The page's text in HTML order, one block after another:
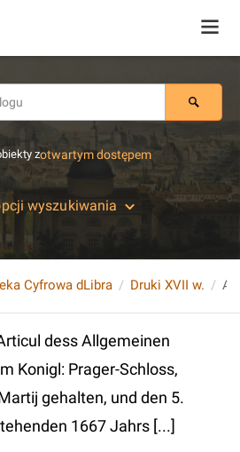
zotwartym dostępem
wyszukiwania
Cyfrowa dLibra Druki XVII w.
dess Allgemeinen
Konigl: Prager-Schloss,
gehalten, und den 5.
1667 Jahrs [...]